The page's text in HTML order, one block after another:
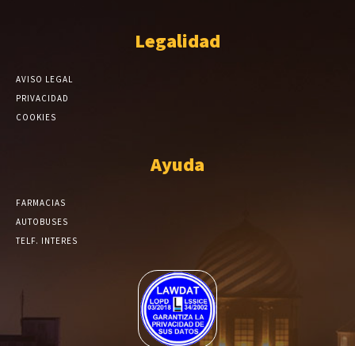
Legalidad
AVISO LEGAL
PRIVACIDAD
COOKIES
Ayuda
FARMACIAS
AUTOBUSES
TELF. INTERES